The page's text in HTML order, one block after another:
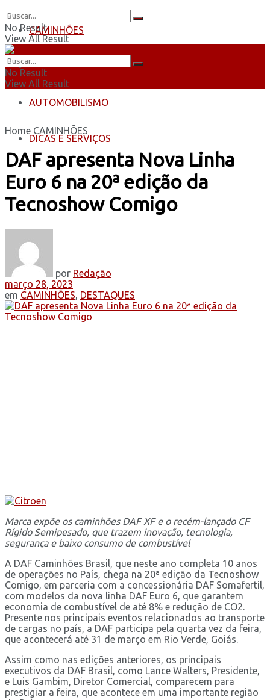
CAMINHÕES
ÔNIBUS
AUTOMOBILISMO
DICAS E SERVIÇOS
No Result
View All Result
No Result
View All Result
Home CAMINHÕES
DAF apresenta Nova Linha
Euro 6 na 20ª edição da
Tecnoshow Comigo
por Redação
março 28, 2023
em CAMINHÕES, DESTAQUES
Marca expõe os caminhões DAF XF e o recém-lançado CF
Rígido Semipesado, que trazem inovação, tecnologia,
segurança e baixo consumo de combustível
A DAF Caminhões Brasil, que neste ano completa 10 anos
de operações no País, chega na 20ª edição da Tecnoshow
Comigo, em parceria com a concessionária DAF Somafertil,
com modelos da nova linha DAF Euro 6, que garantem
economia de combustível de até 8% e redução de CO2.
Presente nos principais eventos relacionados ao transporte
de cargas no país, a DAF participa pela quarta vez da feira,
que acontecerá até 31 de março em Rio Verde, Goiás.
Assim como nas edições anteriores, os principais
executivos da DAF Brasil, como Lance Walters, Presidente,
e Luis Gambim, Diretor Comercial, comparecem para
prestigiar a feira, que acontece em uma importante região